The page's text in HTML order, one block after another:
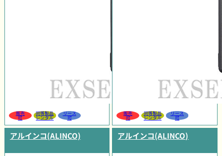
販売
可
同等製品
レンタル
リース
可
販売
可
同等製品
レンタル
リース
可
アルインコ(ALINCO) アルインコ(ALINCO)